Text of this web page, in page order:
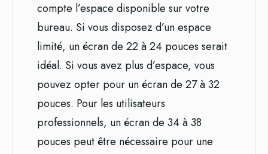
compte l’espace disponible sur votre
bureau. Si vous disposez d’un espace
limité, un écran de 22 à 24 pouces serait
idéal. Si vous avez plus d’espace, vous
pouvez opter pour un écran de 27 à 32
pouces. Pour les utilisateurs
professionnels, un écran de 34 à 38
pouces peut être nécessaire pour une